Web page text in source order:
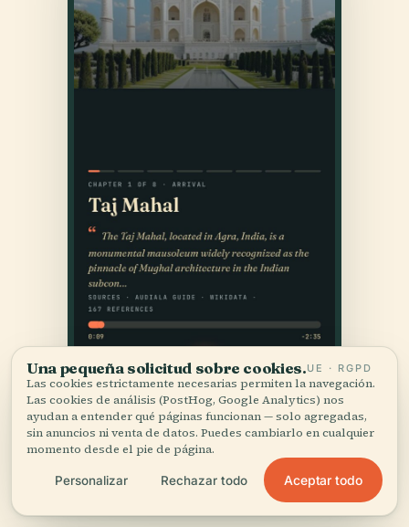
Una pequeña solicitud sobre cookies.UE · RGPD
Las cookies estrictamente necesarias permiten la navegación.
Las cookies de análisis (PostHog, Google Analytics) nos
ayudan a entender qué páginas funcionan — solo agregadas,
sin anuncios ni venta de datos. Puedes cambiarlo en cualquier
momento desde el pie de página.
Personalizar Rechazar todo Aceptar todo